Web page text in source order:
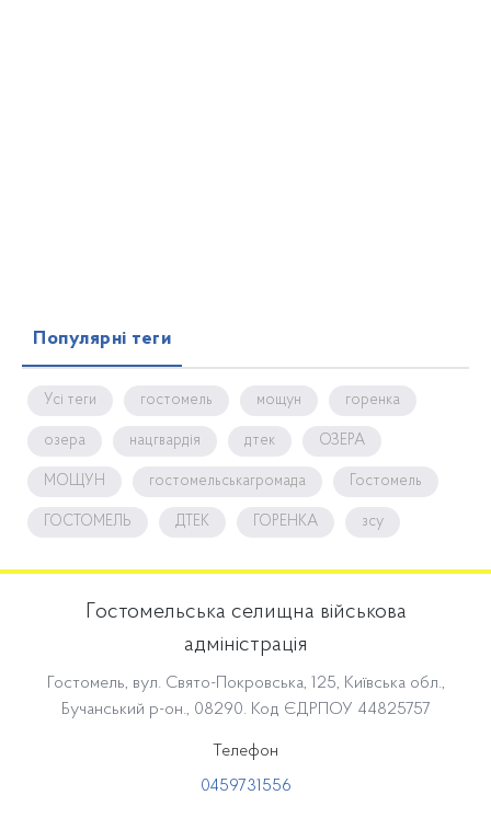
Популярні теги
Усі теги гостомель мощун горенка
озера нацгвардія дтек ОЗЕРА
МОЩУН гостомельськагромада Гостомель
ГОСТОМЕЛЬ ДТЕК ГОРЕНКА зсу
Гостомельська селищна військова
адміністрація
Гостомель, вул. Свято-Покровська, 125, Київська обл.,
Бучанський р-он., 08290. Код ЄДРПОУ 44825757
Телефон
0459731556